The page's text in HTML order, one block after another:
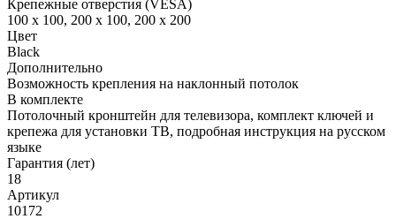
Крепежные отверстия (VESA)
100 x 100, 200 x 100, 200 x 200
Цвет
Black
Дополнительно
Возможность крепления на наклонный потолок
В комплекте
Потолочный кронштейн для телевизора, комплект ключей и
крепежа для установки ТВ, подробная инструкция на русском
языке
Гарантия (лет)
18
Артикул
10172